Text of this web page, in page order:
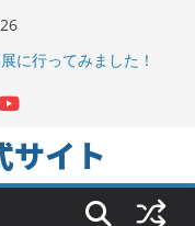
？！
に行ってみました！
た！
「食と居場所の学習
は「水と緑と風」
サイト